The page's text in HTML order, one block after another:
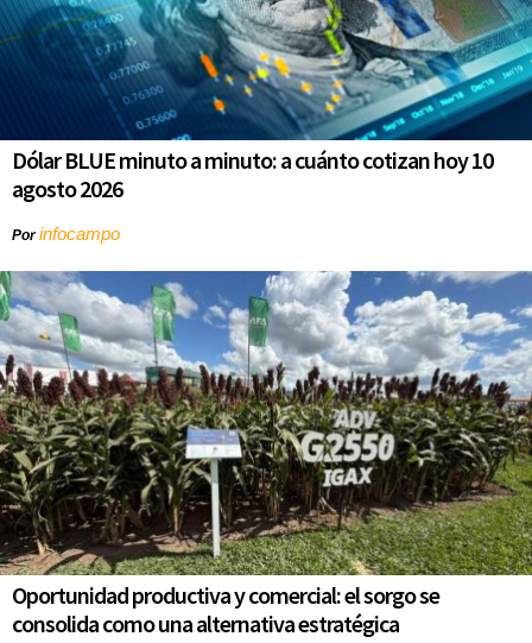
Dólar BLUE minuto a minuto: a cuánto cotizan hoy 10
agosto 2026
Porinfocampo
Oportunidad productiva y comercial: el sorgo se
consolida como una alternativa estratégica